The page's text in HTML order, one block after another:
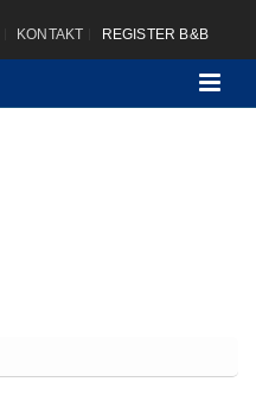
KONTAKT REGISTER B&B